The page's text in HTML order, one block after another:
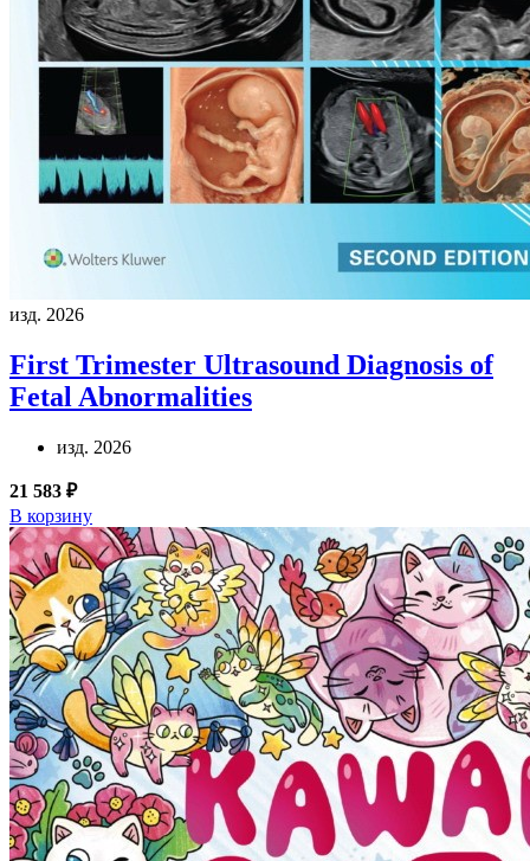
изд. 2026
First Trimester Ultrasound Diagnosis of
Fetal Abnormalities
изд. 2026
21 583 ₽
В корзину